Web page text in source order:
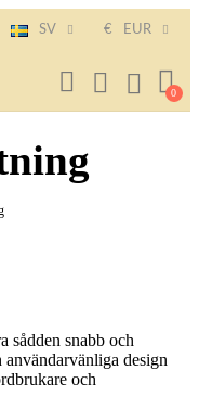
SV € EUR
sådden snabb och
design
och